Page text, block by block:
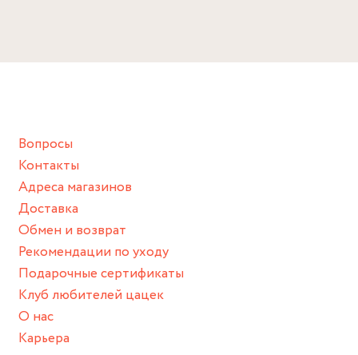
Вопросы
Контакты
Адреса магазинов
Доставка
Обмен и возврат
Рекомендации по уходу
Подарочные сертификаты
Клуб любителей цацек
О нас
Карьера